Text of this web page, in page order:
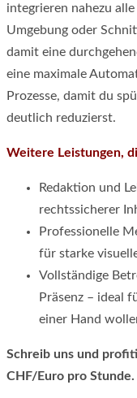
integrieren nahezu
Umgebung oder
damit eine
eine maximale
Prozesse, damit du
deutlich reduzierst.
Weitere Leistungen,
Redaktion und
rechtssicherer
Professionelle
für starke
Vollständige
Präsenz – ideal
einer Hand
Schreib uns und
CHF/Euro pro Stunde.